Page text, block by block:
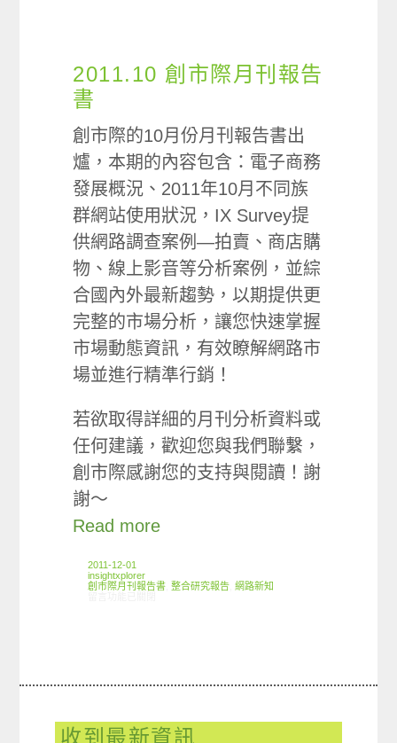
2011.10 創市際月刊報告
書
創市際的10月份月刊報告書出
爐，本期的內容包含：電子商務
發展概況、2011年10月不同族
群網站使用狀況，IX Survey提
供網路調查案例—拍賣、商店購
物、線上影音等分析案例，並綜
合國內外最新趨勢，以期提供更
完整的市場分析，讓您快速掌握
市場動態資訊，有效瞭解網路市
場並進行精準行銷！
若欲取得詳細的月刊分析資料或
任何建議，歡迎您與我們聯繫，
創市際感謝您的支持與閱讀！謝
謝～
Read more
2011-12-01
insightxplorer
創市際月刊報告書 ,整合研究報告 ,網路新知
收到最新資訊